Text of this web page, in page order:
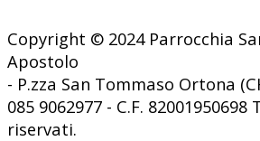
Copyright © 2024 Parrocchia
Apostolo
- P.zza San Tommaso Ortona
085 9062977 - C.F.
riservati.